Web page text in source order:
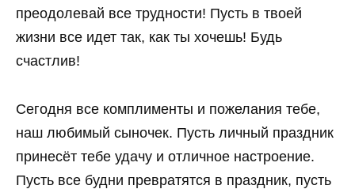
преодолевай все трудности! Пусть в твоей
жизни все идет так, как ты хочешь! Будь
счастлив!
Сегодня все комплименты и пожелания тебе,
наш любимый сыночек. Пусть личный праздник
принесёт тебе удачу и отличное настроение.
Пусть все будни превратятся в праздник, пусть